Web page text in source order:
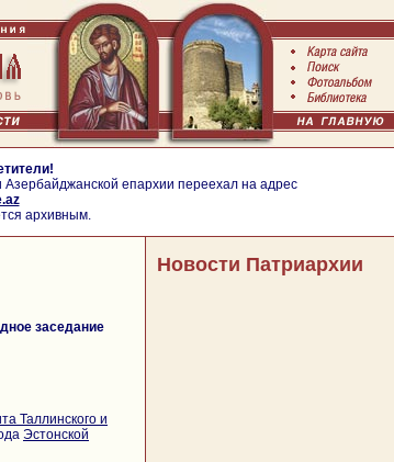
епархии переехал на адрес
архивным.
заседание
Таллинского и
Эстонской
Новости Патриархии